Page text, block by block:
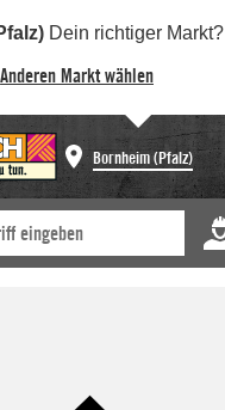
Dein richtiger Markt?
Anderen Markt wählen
Bornheim (Pfalz)